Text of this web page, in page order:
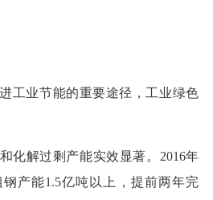
工业节能的重要途径，工业绿色
化解过剩产能实效显著。2016年
钢产能1.5亿吨以上，提前两年完